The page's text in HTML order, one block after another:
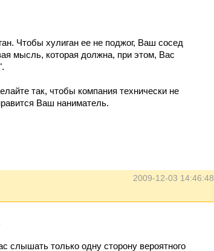
Чтобы хулиган ее не поджог, Ваш сосед
мысль, которая должна, при этом, Вас
так, чтобы компания технически не
Ваш наниматель.
2009-12-03 14:46:48
слышать только одну сторону вероятного